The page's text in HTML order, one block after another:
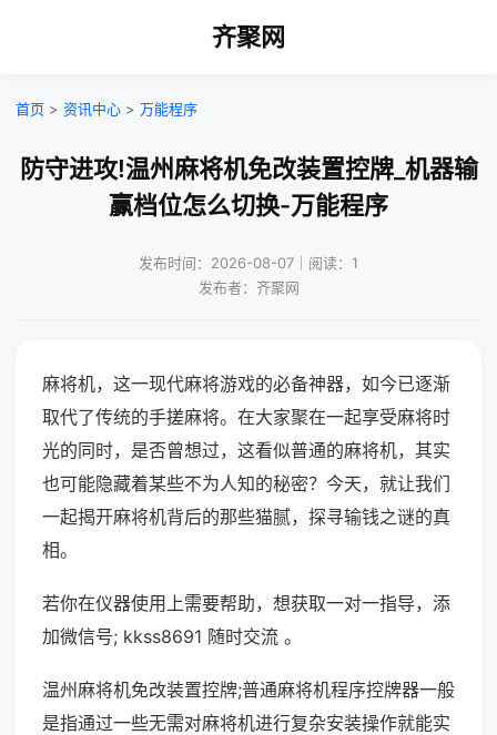
齐聚网
首页 > 资讯中心 > 万能程序
防守进攻!温州麻将机免改装置控牌_机器输
赢档位怎么切换-万能程序
发布时间：2026-08-07｜阅读：1
发布者：齐聚网
麻将机，这一现代麻将游戏的必备神器，如今已逐渐
取代了传统的手搓麻将。在大家聚在一起享受麻将时
光的同时，是否曾想过，这看似普通的麻将机，其实
也可能隐藏着某些不为人知的秘密？今天，就让我们
一起揭开麻将机背后的那些猫腻，探寻输钱之谜的真
相。
若你在仪器使用上需要帮助，想获取一对一指导，添
加微信号; kkss8691 随时交流 。
温州麻将机免改装置控牌;普通麻将机程序控牌器一般
是指通过一些无需对麻将机进行复杂安装操作就能实